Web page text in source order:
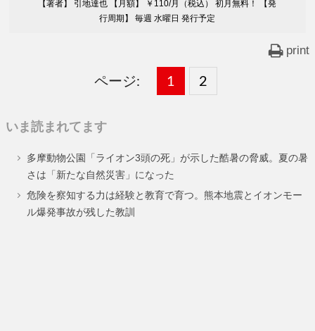
【著者】 引地達也 【月額】 ￥110/月（税込） 初月無料！ 【発
行周期】 毎週 水曜日 発行予定
print
ページ:
固
ー
ジ
1 ,
固
ー
ジ
2
いま読まれてます
多摩動物公園「ライオン3頭の死」が示した酷暑の脅威。夏の暑
さは「新たな自然災害」になった
危険を察知する力は経験と教育で育つ。熊本地震とイオンモー
ル爆発事故が残した教訓